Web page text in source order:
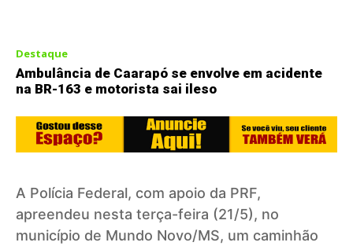
Destaque
Ambulância de Caarapó se envolve em acidente
na BR-163 e motorista sai ileso
A Polícia Federal, com apoio da PRF,
apreendeu nesta terça-feira (21/5), no
município de Mundo Novo/MS, um caminhão